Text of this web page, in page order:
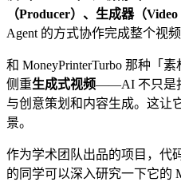
（Producer）、生成器（Video
Agent 的方式协作完成整个视频
和 MoneyPrinterTurbo 那种「
侧重生成式视频——AI 不只是
与创意策划和内容生成。这让
景。
作为学术团队出品的项目，代
的同学可以深入研究一下它的